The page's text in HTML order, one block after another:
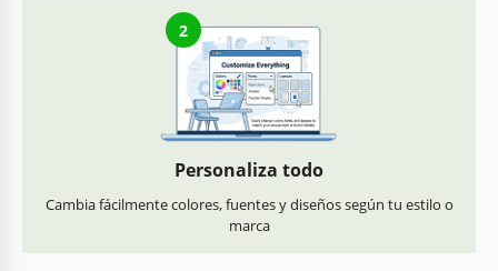
2
Personaliza todo
Cambia fácilmente colores, fuentes y diseños según tu estilo o
marca